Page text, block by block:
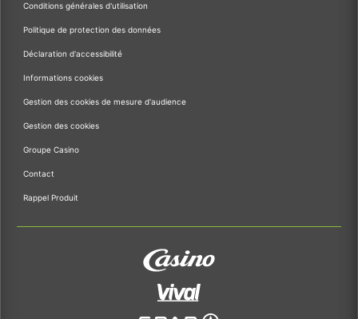
Conditions générales d'utilisation
Politique de protection des données
Déclaration d'accessibilité
Informations cookies
Gestion des cookies de mesure d'audience
Gestion des cookies
Groupe Casino
Contact
Rappel Produit